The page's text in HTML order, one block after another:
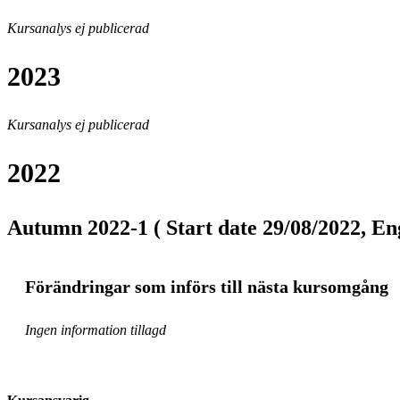
Kursanalys ej publicerad
2023
Kursanalys ej publicerad
2022
Autumn 2022-1 ( Start date 29/08/2022,
Förändringar som införs till nästa kursomgång
Ingen information tillagd